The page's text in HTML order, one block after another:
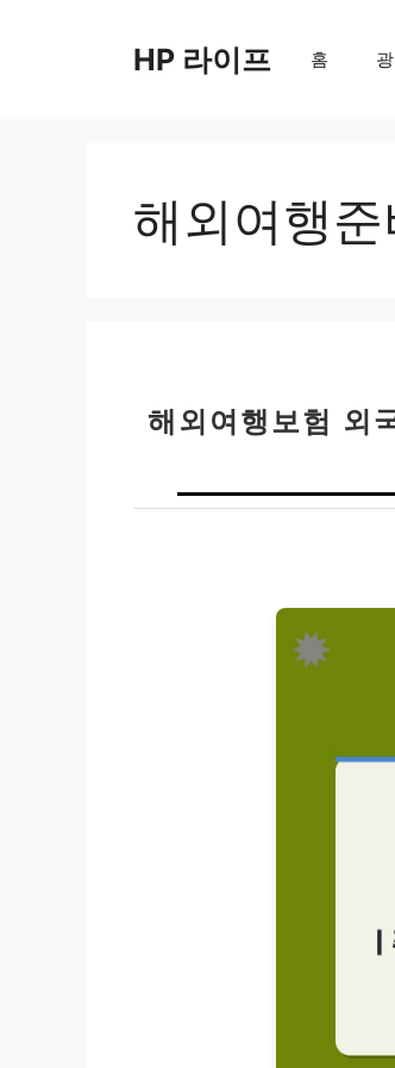
HP 라이프 홈
해외여행준
해외여행보험 외